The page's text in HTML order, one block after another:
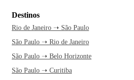
Destinos
Rio de Janeiro ➝ São Paulo
São Paulo ➝ Rio de Janeiro
São Paulo ➝ Belo Horizonte
São Paulo ➝ Curitiba